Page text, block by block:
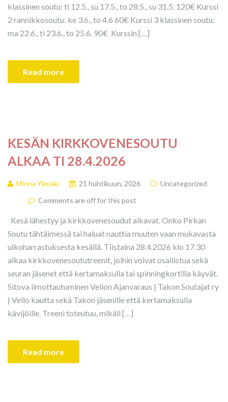
klassinen soutu: ti 12.5., su 17.5., to 28.5., su 31.5. 120€ Kurssi
2 rannikkosoutu: ke 3.6., to 4.6 60€ Kurssi 3 klassinen soutu:
ma 22.6., ti 23.6., to 25.6. 90€ Kurssin […]
Read more
KESÄN KIRKKOVENESOUTU
ALKAA TI 28.4.2026
Minna Ylimäki 21 huhtikuun, 2026
Uncategorized
Comments are off for this post
Kesä lähestyy ja kirkkovenesoudut alkavat. Onko Pirkan
Soutu tähtäimessä tai haluat nauttia muuten vaan mukavasta
ulkoharrastuksesta kesällä. Tiistaina 28.4.2026 klo 17.30
alkaa kirkkovenesoututreenit, joihin voivat osallistua sekä
seuran jäsenet että kertamaksulla tai spinningkortilla käyvät.
Sitova ilmottautuminen Vellon Ajanvaraus | Takon Soutajat ry
| Vello kautta sekä Takon jäsenille että kertamaksulla
kävijöille. Treeni toteutuu, mikäli […]
Read more